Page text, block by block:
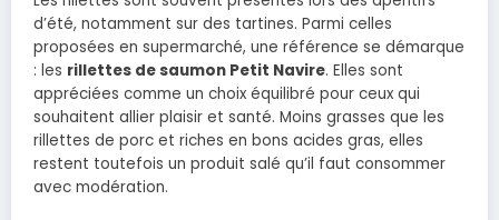
d’été, notamment sur des tartines. Parmi celles
proposées en supermarché, une référence se démarque
: les rillettes de saumon Petit Navire. Elles sont
appréciées comme un choix équilibré pour ceux qui
souhaitent allier plaisir et santé. Moins grasses que les
rillettes de porc et riches en bons acides gras, elles
restent toutefois un produit salé qu’il faut consommer
avec modération.